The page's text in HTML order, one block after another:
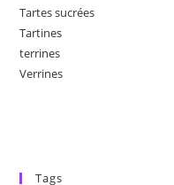
Tartes sucrées
Tartines
terrines
Verrines
Tags